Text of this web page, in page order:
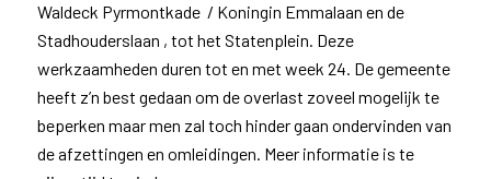
Waldeck Pyrmontkade / Koningin Emmalaan en de
Stadhouderslaan , tot het Statenplein. Deze
werkzaamheden duren tot en met week 24. De gemeente
heeft z’n best gedaan om de overlast zoveel mogelijk te
beperken maar men zal toch hinder gaan ondervinden van
de afzettingen en omleidingen. Meer informatie is te